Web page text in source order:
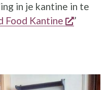
in je kantine in te
Food Kantine opent
’